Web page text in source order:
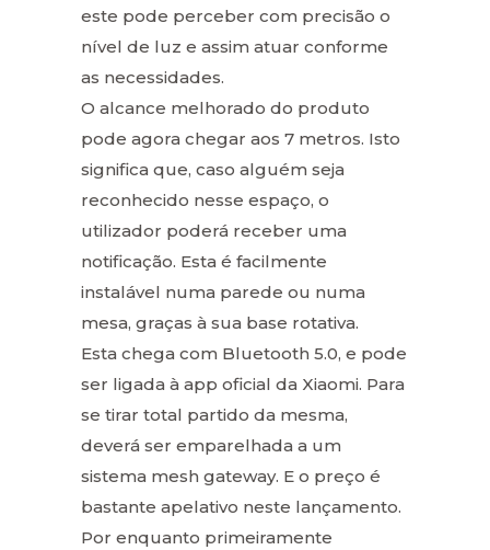
este pode perceber com precisão o
nível de luz e assim atuar conforme
as necessidades.
O alcance melhorado do produto
pode agora chegar aos 7 metros. Isto
significa que, caso alguém seja
reconhecido nesse espaço, o
utilizador poderá receber uma
notificação. Esta é facilmente
instalável numa parede ou numa
mesa, graças à sua base rotativa.
Esta chega com Bluetooth 5.0, e pode
ser ligada à app oficial da Xiaomi. Para
se tirar total partido da mesma,
deverá ser emparelhada a um
sistema mesh gateway. E o preço é
bastante apelativo neste lançamento.
Por enquanto primeiramente